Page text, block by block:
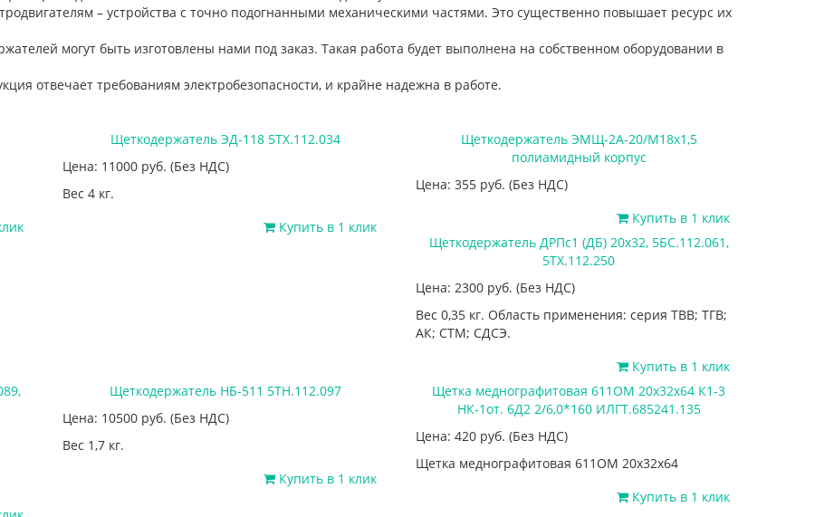
– устройства с точно подогнанными механическими частями. Это существенно повышает ресурс их
могут быть изготовлены нами под заказ. Такая работа будет выполнена на собственном оборудовании в
отвечает требованиям электробезопасности, и крайне надежна в работе.
Щеткодержатель ЭД-118 5ТХ.112.034
Цена: 11000 руб. (Без НДС)
Вес 4 кг.
Купить в 1 клик
Щеткодержатель ЭМЩ-2А-20/М18х1,5
полиамидный корпус
Цена: 355 руб. (Без НДС)
Купить в 1 клик
Щеткодержатель ДРПс1 (ДБ) 20х32, 5БС.112.061,
5ТХ.112.250
Цена: 2300 руб. (Без НДС)
Вес 0,35 кг. Область применения: серия ТВВ; ТГВ;
АК; СТМ; СДСЭ.
Купить в 1 клик
Щеткодержатель НБ-511 5ТН.112.097
Цена: 10500 руб. (Без НДС)
Вес 1,7 кг.
Купить в 1 клик
Щетка меднографитовая 611ОМ 20х32х64 К1-3
НК-1от. 6Д2 2/6,0*160 ИЛГТ.685241.135
Цена: 420 руб. (Без НДС)
Щетка меднографитовая 611ОМ 20х32х64
Купить в 1 клик